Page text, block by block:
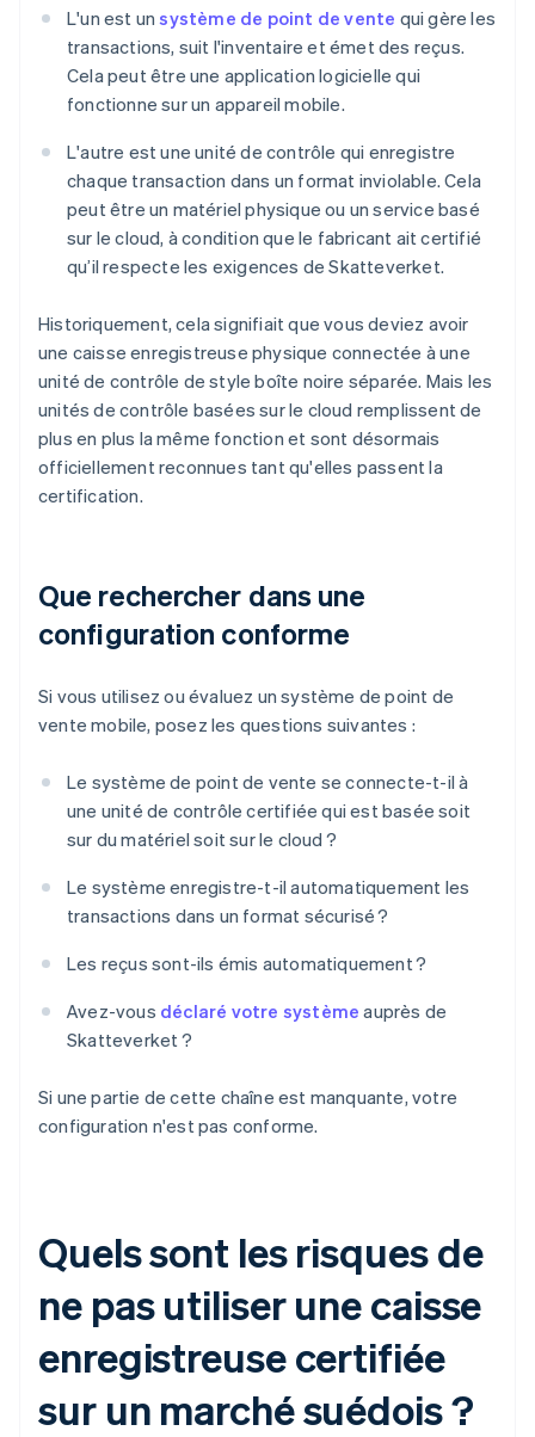
L'un est unsystème de point de vente qui gère les
transactions, suit l'inventaire et émet des reçus.
Cela peut être une application logicielle qui
fonctionne sur un appareil mobile.
L'autre est une unité de contrôle qui enregistre
chaque transaction dans un format inviolable. Cela
peut être un matériel physique ou un service basé
sur le cloud, à condition que le fabricant ait certifié
qu’il respecte les exigences de Skatteverket.
Historiquement, cela signifiait que vous deviez avoir
une caisse enregistreuse physique connectée à une
unité de contrôle de style boîte noire séparée. Mais les
unités de contrôle basées sur le cloud remplissent de
plus en plus la même fonction et sont désormais
officiellement reconnues tant qu'elles passent la
certification.
Que rechercher dans une
configuration conforme
Si vous utilisez ou évaluez un système de point de
vente mobile, posez les questions suivantes :
Le système de point de vente se connecte-t-il à
une unité de contrôle certifiée qui est basée soit
sur du matériel soit sur le cloud ?
Le système enregistre-t-il automatiquement les
transactions dans un format sécurisé ?
Les reçus sont-ils émis automatiquement ?
Avez-vous déclaré votre système auprès de
Skatteverket ?
Si une partie de cette chaîne est manquante, votre
configuration n'est pas conforme.
Quels sont les risques de
ne pas utiliser une caisse
enregistreuse certifiée
sur un marché suédois ?